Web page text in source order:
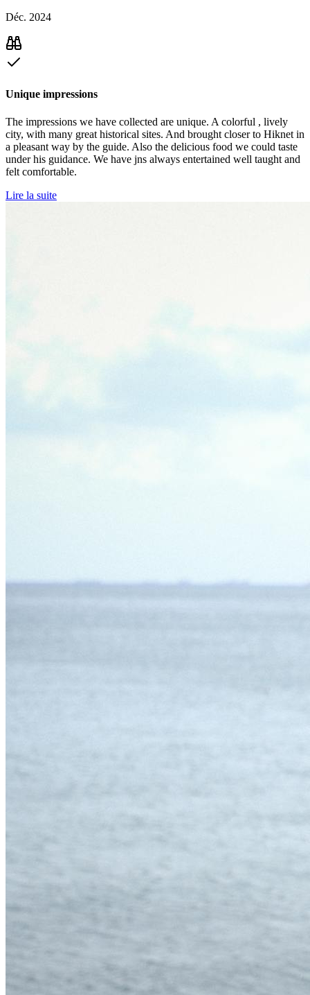
Déc. 2024
Unique impressions
The impressions we have collected are unique. A colorful , lively
city, with many great historical sites. And brought closer to Hiknet in
a pleasant way by the guide. Also the delicious food we could taste
under his guidance. We have jns always entertained well taught and
felt comfortable.
Lire la suite